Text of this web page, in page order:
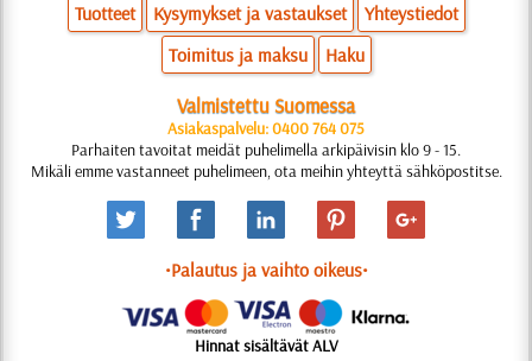
Tuotteet Kysymykset ja vastaukset
Yhteystiedot
Toimitus ja maksu
Haku
Valmistettu Suomessa
Asiakaspalvelu: 0400 764 075
Parhaiten tavoitat meidät puhelimella arkipäivisin klo 9 - 15.
Mikäli emme vastanneet puhelimeen, ota meihin yhteyttä sähköpostitse.
•Palautus ja vaihto oikeus•
Hinnat sisältävät ALV